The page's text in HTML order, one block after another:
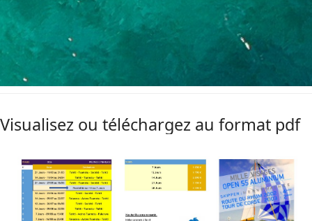
Visualisez ou téléchargez au format pdf